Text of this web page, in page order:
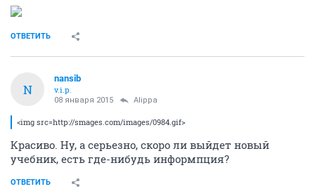
ОТВЕТИТЬ
N
nansib
v.i.p.
08 января 2015 Alippa
<img src=http://smages.com/images/0984.gif>
Красиво. Ну, а серьезно, скоро ли выйдет новый
учебник, есть где-нибудь информпция?
ОТВЕТИТЬ